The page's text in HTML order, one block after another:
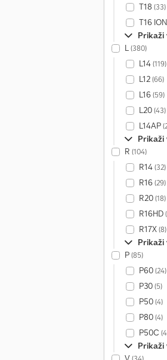
T18 (33)
T16 ION
Prikaži
L(380)
L14(119)
L12(66)
L16(59)
L20(43)
L14AP
Prikaži
R (104)
R14(32)
R16(29)
R20(18)
R16HD
R17X(8)
Prikaži
P(85)
P60(24)
P30(5)
P50(4)
P80(4)
P50C
Prikaži